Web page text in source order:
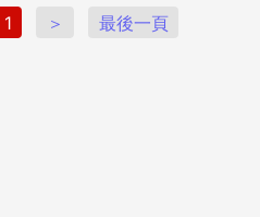
審結果於2012年11月8日公佈。
。結果，英國皇家藝術學院
計的「Safety Net」獲得了國
日益嚴重的漁業濫捕問題而開
原理是通過在海洋中發光來指
拖網上，就能減少捕撈後被重
。Watson從RCA畢業後創辦
公司，一直在為了將自己所
獲獎之後，終於有望使其商品
1 ＞ 最後一頁